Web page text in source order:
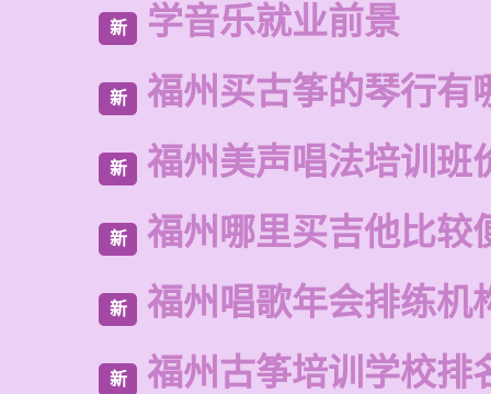
新 学音乐就业前景
新 福州买古筝的琴行有
新 福州美声唱法培训班
新 福州哪里买吉他比较
新 福州唱歌年会排练机
新 福州古筝培训学校排